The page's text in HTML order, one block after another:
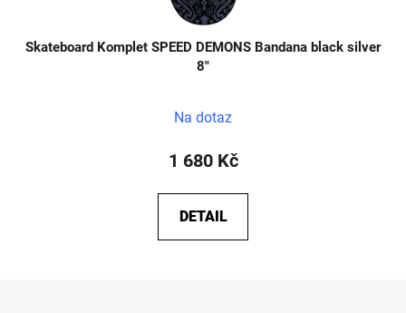
Skateboard Komplet SPEED DEMONS Bandana black silver
8"
Na dotaz
1 680 Kč
DETAIL